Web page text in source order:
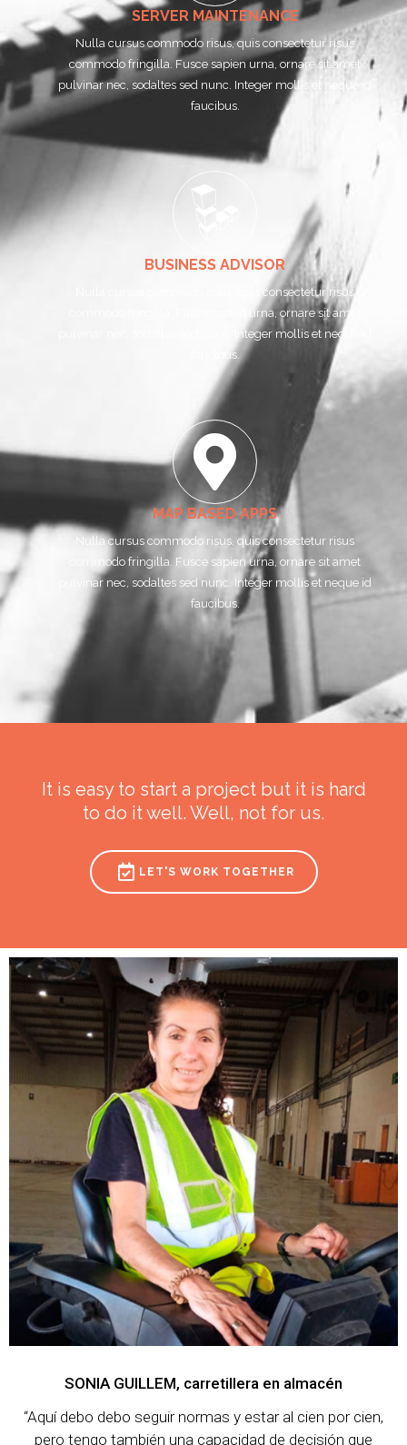
SERVER MAINTENANCE
Nulla cursus commodo risus, quis consectetur risus
commodo fringilla. Fusce sapien urna, ornare sit amet
pulvinar nec, sodaltes sed nunc. Integer mollis et neque id
faucibus.
BUSINESS ADVISOR
Nulla cursus commodo risus, quis consectetur risus
commodo fringilla. Fusce sapien urna, ornare sit amet
pulvinar nec, sodaltes sed nunc. Integer mollis et neque id
faucibus.
MAP BASED APPS
Nulla cursus commodo risus, quis consectetur risus
commodo fringilla. Fusce sapien urna, ornare sit amet
pulvinar nec, sodaltes sed nunc. Integer mollis et neque id
faucibus.
It is easy to start a project but it is hard
to do it well. Well, not for us.
LET'S WORK TOGETHER
SONIA GUILLEM, carretillera en almacén
“Aquí debo debo seguir normas y estar al cien por cien,
pero tengo también una capacidad de decisión que